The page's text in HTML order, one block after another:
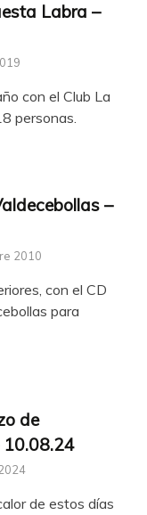
Labra –
con el Club La
personas.
–
2010
con el CD
para
de
10.08.24
de estos días